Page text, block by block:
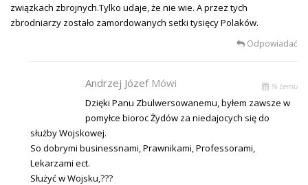
związkach zbrojnych.Tylko udaje, że nie wie. A przez tych
zbrodniarzy zostało zamordowanych setki tysięcy Polaków.
Odpowiadać
Andrzej Józef Mówi % temu
Dzięki Panu Zbulwersowanemu, byłem zawsze w
pomyłce bioroc Żydów za niedajocych się do
służby Wojskowej.
So dobrymi businessnami, Prawnikami, Professorami,
Lekarzami ect.
Służyć w Wojsku,???